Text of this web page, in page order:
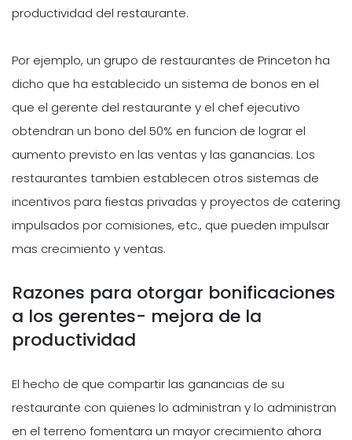
productividad del restaurante.
Por ejemplo, un grupo de restaurantes de Princeton ha
dicho que ha establecido un sistema de bonos en el
que el gerente del restaurante y el chef ejecutivo
obtendran un bono del 50% en funcion de lograr el
aumento previsto en las ventas y las ganancias. Los
restaurantes tambien establecen otros sistemas de
incentivos para fiestas privadas y proyectos de catering
impulsados por comisiones, etc., que pueden impulsar
mas crecimiento y ventas.
Razones para otorgar bonificaciones
a los gerentes- mejora de la
productividad
El hecho de que compartir las ganancias de su
restaurante con quienes lo administran y lo administran
en el terreno fomentara un mayor crecimiento ahora